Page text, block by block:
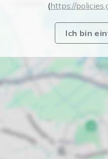
(https://
Ich bin